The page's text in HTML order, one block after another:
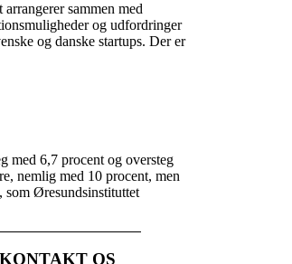
sammen med
og udfordringer
og danske startups. Der er
med 6,7 procent og oversteg
nemlig med 10 procent, men
som Øresundsinstituttet
KONTAKT OS